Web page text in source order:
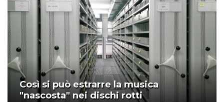
Così si può estrarre la musica
"nascosta" nei dischi rotti